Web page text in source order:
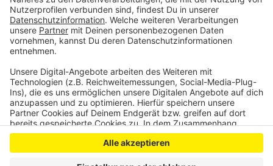
Anzeige
Anzeige